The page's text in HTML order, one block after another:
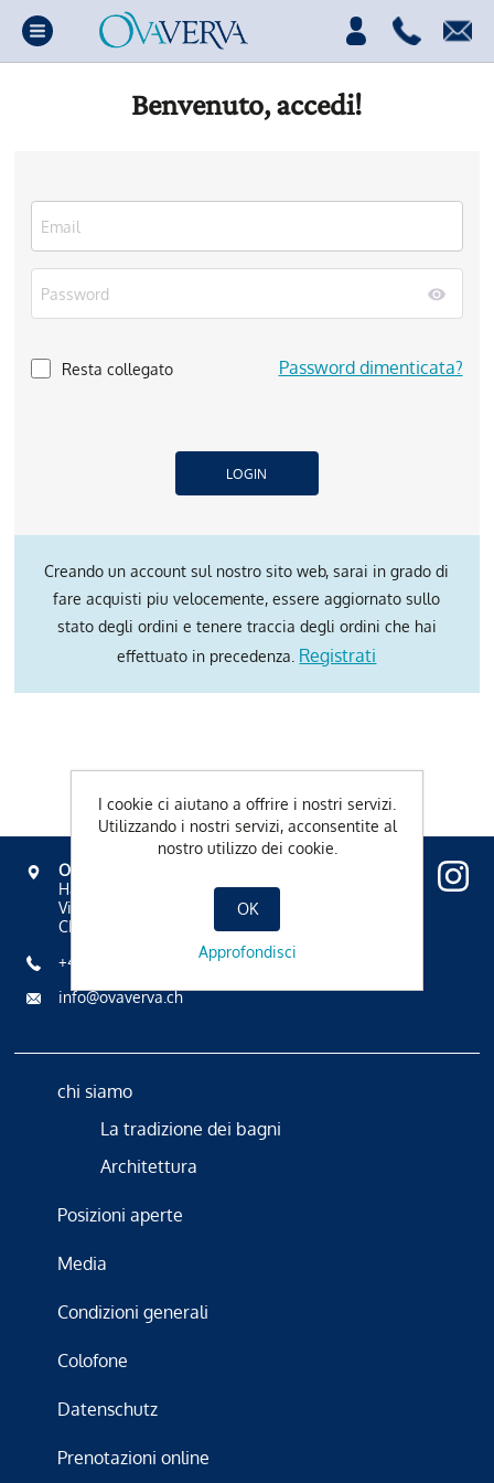
Benvenuto, accedi!
Resta collegato Password dimenticata?
Creando un account sul nostro sito web, sarai in grado di
fare acquisti piu velocemente, essere aggiornato sullo
stato degli ordini e tenere traccia degli ordini che hai
effettuato in precedenza. Registrati
OVAVERVA
Hallenbad, Spa & Sportzentrum
Via Mezdi 17
CH-7500 St. Moritz
+41 81 836 61 00
info@ovaverva.ch
chi siamo
La tradizione dei bagni
Architettura
Posizioni aperte
Media
Condizioni generali
Colofone
Datenschutz
Prenotazioni online
I cookie ci aiutano a offrire i nostri servizi.
Utilizzando i nostri servizi, acconsentite al
nostro utilizzo dei cookie.
OK
Approfondisci